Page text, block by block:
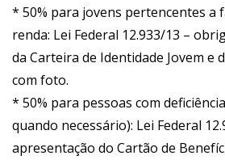
* 50% para jovens pertencentes a
renda: Lei Federal 12.933/13 –
da Carteira de Identidade Jovem e
com foto.
* 50% para pessoas com
quando necessário): Lei Federal
apresentação do Cartão de